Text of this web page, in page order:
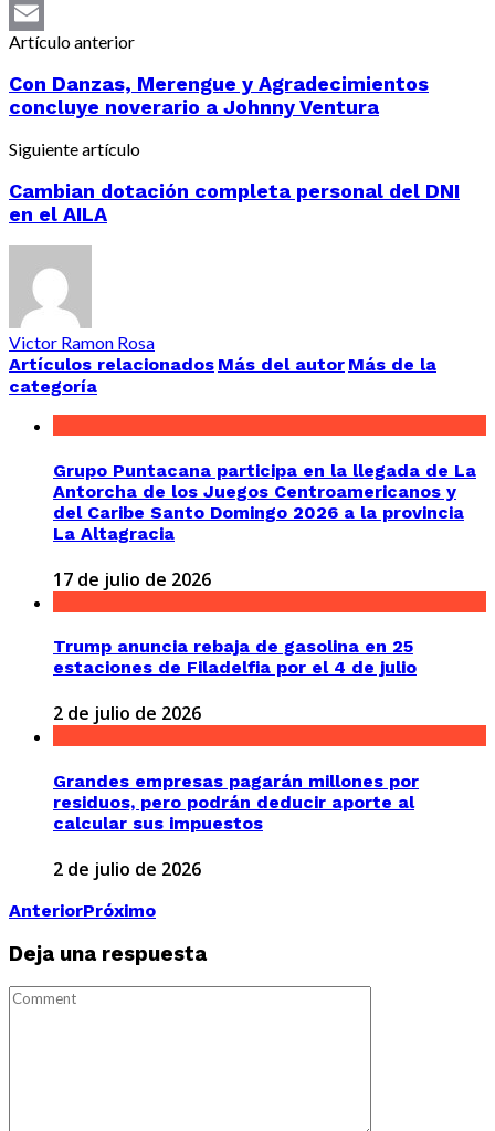
LinkedIn
Email
Artículo anterior
Con Danzas, Merengue y Agradecimientos
concluye noverario a Johnny Ventura
Siguiente artículo
Cambian dotación completa personal del DNI
en el AILA
Victor Ramon Rosa
Artículos relacionados Más del autor Más de la
categoría
Grupo Puntacana participa en la llegada de La
Antorcha de los Juegos Centroamericanos y
del Caribe Santo Domingo 2026 a la provincia
La Altagracia
17 de julio de 2026
Trump anuncia rebaja de gasolina en 25
estaciones de Filadelfia por el 4 de julio
2 de julio de 2026
Grandes empresas pagarán millones por
residuos, pero podrán deducir aporte al
calcular sus impuestos
2 de julio de 2026
AnteriorPróximo
Deja una respuesta